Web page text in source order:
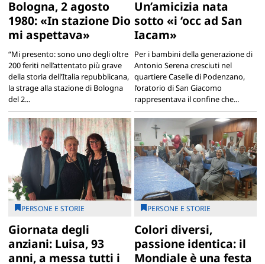
Bologna, 2 agosto
1980: «In stazione Dio
mi aspettava»
“Mi presento: sono uno degli oltre
200 feriti nell’attentato più grave
della storia dell’Italia repubblicana,
la strage alla stazione di Bologna
del 2...
Un’amicizia nata
sotto «i ‘occ ad San
Iacam»
Per i bambini della generazione di
Antonio Serena cresciuti nel
quartiere Caselle di Podenzano,
l’oratorio di San Giacomo
rappresentava il confine che...
PERSONE E STORIE
Giornata degli
anziani: Luisa, 93
anni, a messa tutti i
PERSONE E STORIE
Colori diversi,
passione identica: il
Mondiale è una festa